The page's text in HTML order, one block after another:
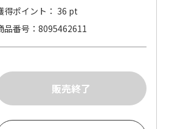
得ポイント： 36 pt
品番号
8095462611